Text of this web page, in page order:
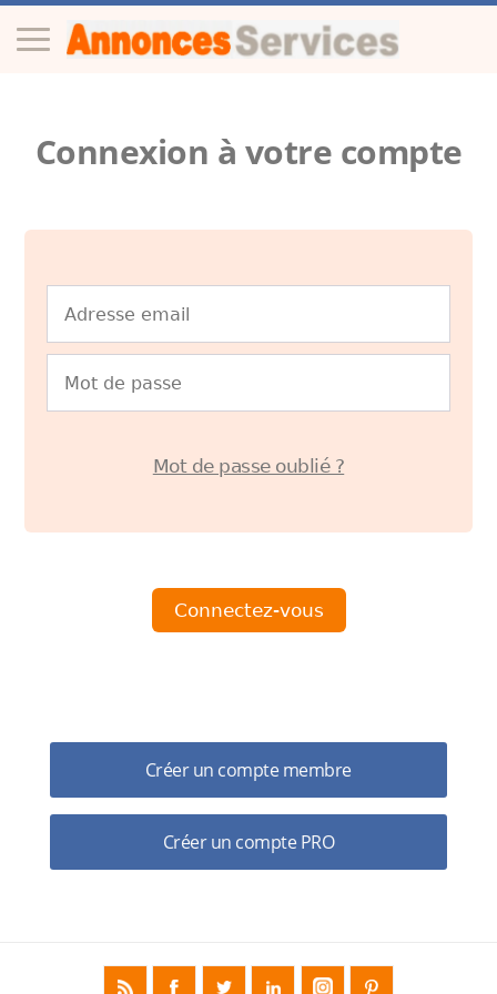
Connexion à votre compte
Mot de passe oublié ?
Pas encore de compte ?
Créer un compte membre
Créer un compte PRO